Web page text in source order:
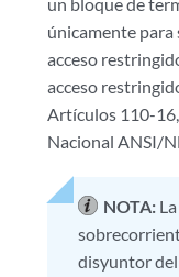
únicamente para
acceso
acceso
Artículos 110-
Nacional ANSI/
NOTA:
disyuntor